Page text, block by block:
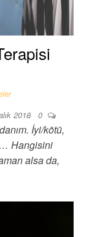
2018 0
İyi/kötü,
Hangisini
alsa da,